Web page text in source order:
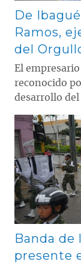
De
Ramos,
del
El empresario
reconocido
desarrollo
Contenido
Banda de
presente